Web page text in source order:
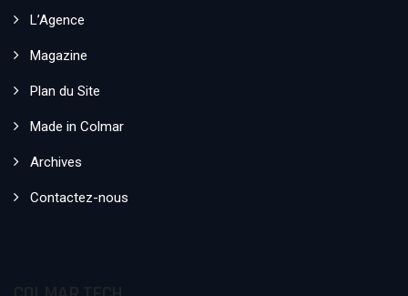
L’Agence
Magazine
Plan du Site
Made in Colmar
Archives
Contactez-nous